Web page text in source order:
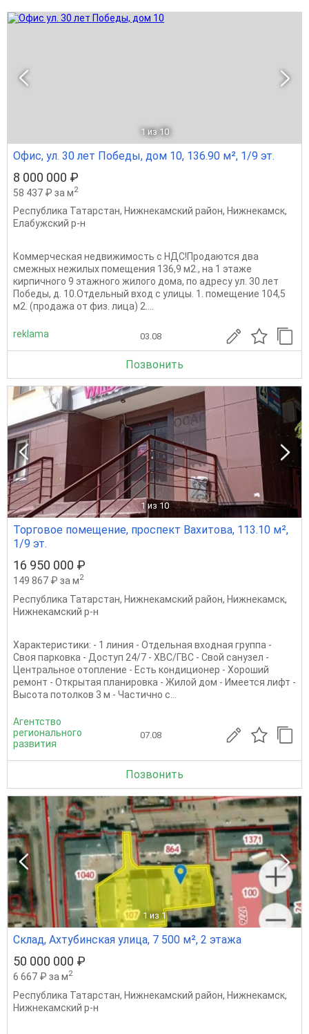
1 из 10
Офис, ул. 30 лет Победы, дом 10, 136.90 м², 1/9 эт.
8 000 000 ₽
58 437 ₽ за м2
Республика Татарстан, Нижнекамский район, Нижнекамск,
Елабужский р-н
Коммерческая недвижимость с НДС!Продаются два
смежных нежилых помещения 136,9 м2., на 1 этаже
кирпичного 9 этажного жилого дома, по адресу ул. 30 лет
Победы, д. 10.Отдельный вход с улицы. 1. помещение 104,5
м2. (продажа от физ. лица) 2....
reklama 03.08
Позвонить
1 из 10
Торговое помещение, проспект Вахитова, 113.10 м²,
1/9 эт.
16 950 000 ₽
149 867 ₽ за м2
Республика Татарстан, Нижнекамский район, Нижнекамск,
Нижнекамский р-н
Характеристики: - 1 линия - Отдельная входная группа -
Своя парковка - Доступ 24/7 - ХВС/ГВС - Свой санузел -
Центральное отопление - Есть кондиционер - Хороший
ремонт - Открытая планировка - Жилой дом - Имеется лифт -
Высота потолков 3 м - Частично с...
Агентство
регионального
развития
07.08
Позвонить
1 из 1
Склад, Ахтубинская улица, 7 500 м², 2 этажа
50 000 000 ₽
6 667 ₽ за м2
Республика Татарстан, Нижнекамский район, Нижнекамск,
Нижнекамский р-н